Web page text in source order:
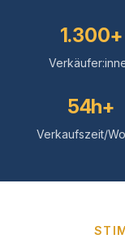
1.300+
54h+
Verkaufszeit/